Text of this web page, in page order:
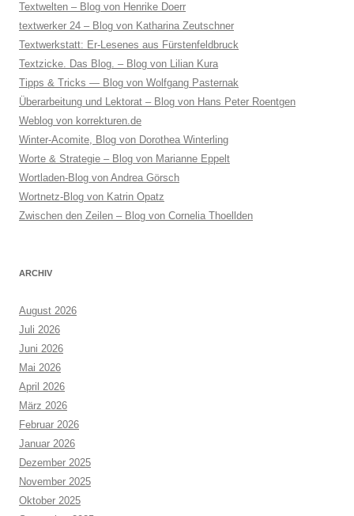
Textwelten – Blog von Henrike Doerr
textwerker 24 – Blog von Katharina Zeutschner
Textwerkstatt: Er-Lesenes aus Fürstenfeldbruck
Textzicke. Das Blog. – Blog von Lilian Kura
Tipps & Tricks — Blog von Wolfgang Pasternak
Überarbeitung und Lektorat – Blog von Hans Peter Roentgen
Weblog von korrekturen.de
Winter-Acomite, Blog von Dorothea Winterling
Worte & Strategie – Blog von Marianne Eppelt
Wortladen-Blog von Andrea Görsch
Wortnetz-Blog von Katrin Opatz
Zwischen den Zeilen – Blog von Cornelia Thoellden
ARCHIV
August 2026
Juli 2026
Juni 2026
Mai 2026
April 2026
März 2026
Februar 2026
Januar 2026
Dezember 2025
November 2025
Oktober 2025